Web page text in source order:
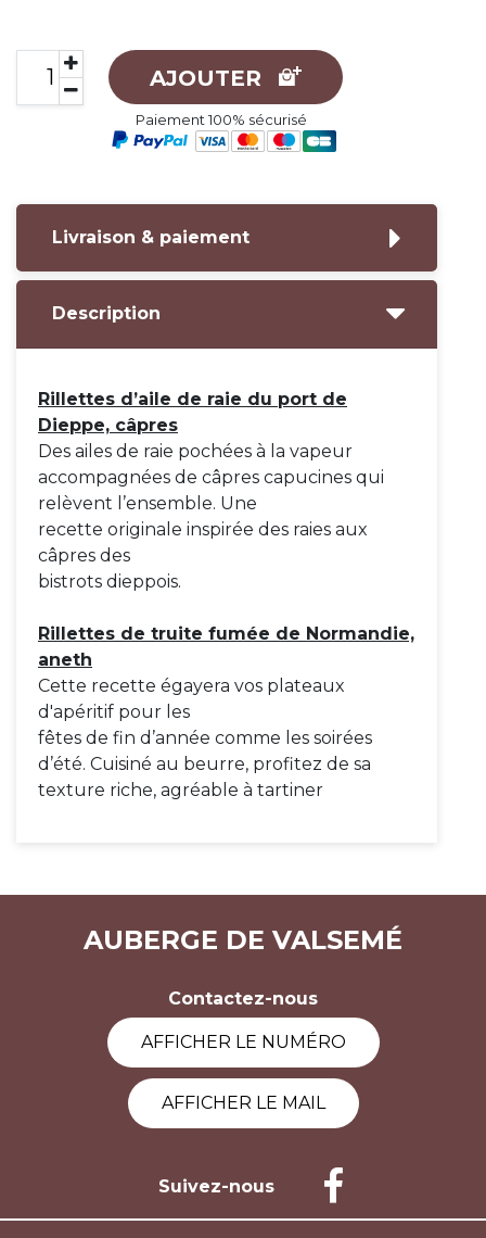
AJOUTER
Paiement 100% sécurisé
Livraison & paiement
Description
Rillettes d’aile de raie du port de
Dieppe, câpres
Des ailes de raie pochées à la vapeur
accompagnées de câpres capucines qui
relèvent l’ensemble. Une
recette originale inspirée des raies aux
câpres des
bistrots dieppois.
Rillettes de truite fumée de Normandie,
aneth
Cette recette égayera vos plateaux
d'apéritif pour les
fêtes de fin d’année comme les soirées
d’été. Cuisiné au beurre, profitez de sa
texture riche, agréable à tartiner
AUBERGE DE VALSEMÉ
Contactez-nous
AFFICHER LE NUMÉRO
AFFICHER LE MAIL
Suivez-nous